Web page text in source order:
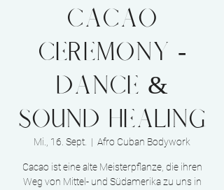
Cacao
Ceremony -
Dance &
Sound Healing
Mi., 16. Sept.
  |
Afro Cuban Bodywork
Cacao ist eine alte Meisterpflanze, die ihren
Weg von Mittel- und Südamerika zu uns in